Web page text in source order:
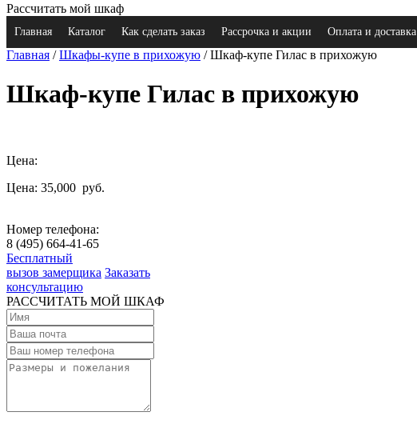
Рассчитать мой шкаф
Главная Каталог Как сделать заказ Рассрочка и акции Оплата и доставка
Главная /Шкафы-купе в прихожую / Шкаф-купе Гилас в прихожую
Шкаф-купе Гилас в прихожую
Цена:
Цена: 35,000 руб.
Номер телефона:
8 (495) 664-41-65
Бесплатный
вызов замерщика Заказать
консультацию
РАССЧИТАТЬ МОЙ ШКАФ